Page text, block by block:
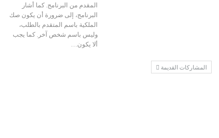
المقدم من البرنامج. كما أشار
البرنامج، إلى ضرورة أن يكون صك
الملكية باسم المتقدم بالطلب،
وليس باسم شخص آخر. كما يجب
ألا يكون…
المشاركات القديمة